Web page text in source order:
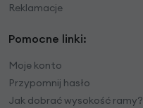
Reklamacje
Pomocne linki:
Moje konto
Przypomnij hasło
Jak dobrać wysokość ramy?